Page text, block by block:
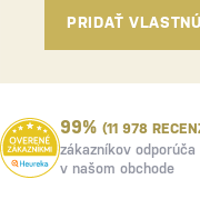
PRIDAŤ
99% (11 978
zákazníkov odporúča
v našom obchode